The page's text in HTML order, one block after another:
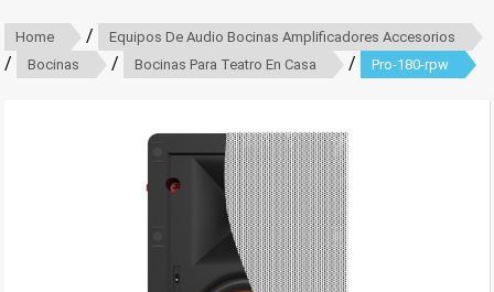
Home / Equipos De Audio Bocinas Amplificadores Accesorios
/ Bocinas / Bocinas Para Teatro En Casa / Pro-180-rpw